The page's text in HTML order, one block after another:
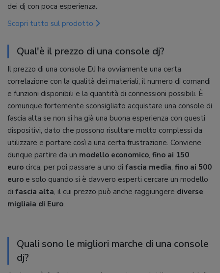
dei dj con poca esperienza.
Scopri tutto sul prodotto
Qual'è il prezzo di una console dj?
Il prezzo di una console DJ ha ovviamente una certa
correlazione con la qualità dei materiali, il numero di comandi
e funzioni disponibili e la quantità di connessioni possibili. È
comunque fortemente sconsigliato acquistare una console di
fascia alta se non si ha già una buona esperienza con questi
dispositivi, dato che possono risultare molto complessi da
utilizzare e portare così a una certa frustrazione. Conviene
dunque partire da un modello economico, fino ai 150
euro circa, per poi passare a uno di fascia media, fino ai 500
euro e solo quando si è davvero esperti cercare un modello
di fascia alta, il cui prezzo può anche raggiungere diverse
migliaia di Euro.
Quali sono le migliori marche di una console
dj?